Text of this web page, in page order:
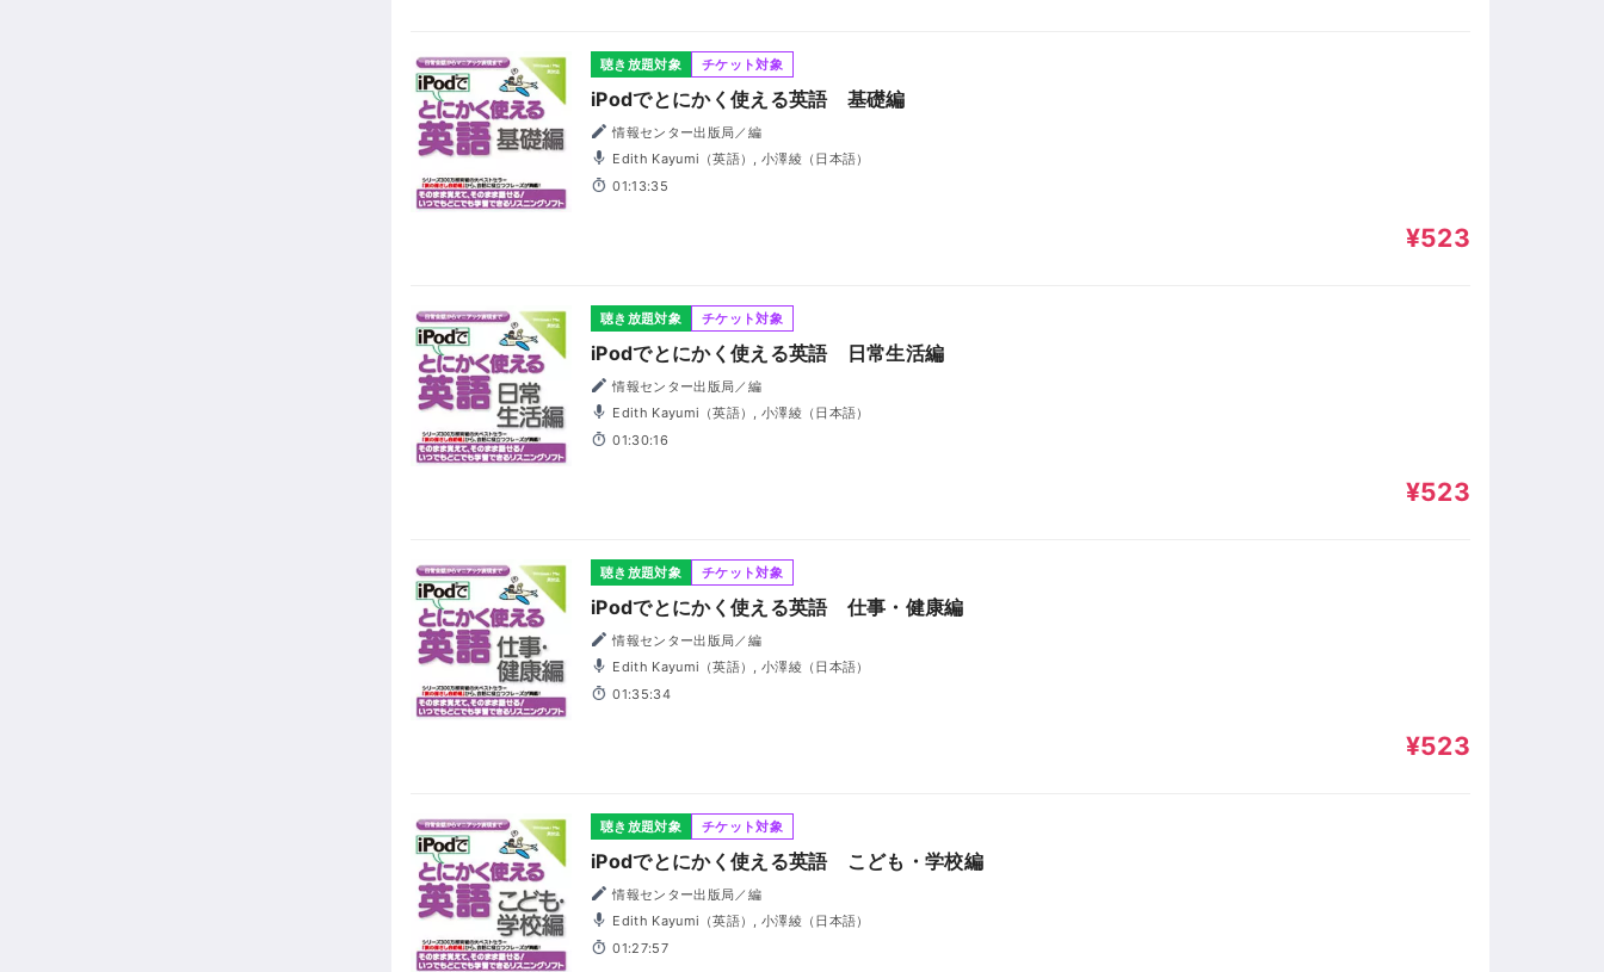
聴き放題対象 チケット対象
iPodでとにかく使える英語 基礎編
情報センター出版局／編
Edith Kayumi（英語）, 小澤綾（日本語）
01:13:35
¥523
聴き放題対象 チケット対象
iPodでとにかく使える英語 日常生活編
情報センター出版局／編
Edith Kayumi（英語）, 小澤綾（日本語）
01:30:16
¥523
聴き放題対象 チケット対象
iPodでとにかく使える英語 仕事・健康編
情報センター出版局／編
Edith Kayumi（英語）, 小澤綾（日本語）
01:35:34
¥523
聴き放題対象 チケット対象
iPodでとにかく使える英語 こども・学校編
情報センター出版局／編
Edith Kayumi（英語）, 小澤綾（日本語）
01:27:57